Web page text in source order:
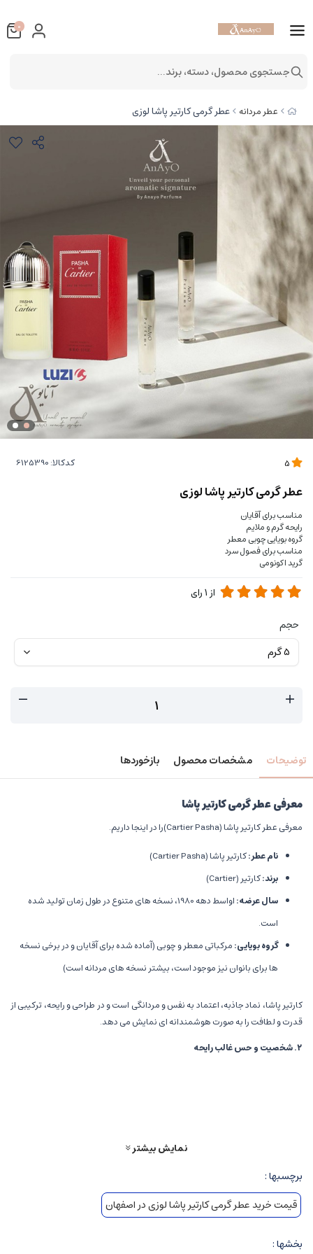
عطر مردانه عطر گرمی کارتیر پاشا لوزی
کدکالا:
عطر گرمی کارتیر پاشا لوزی
مناسب برای آقایان
رایحه گرم و ملایم
گروه بویایی چوبی معطر
مناسب برای فصول سرد
گرید اکونومی
از1رای
حجم
توضیحات مشخصات محصول بازخوردها
معرفی عطر گرمی کارتیر پاشا
معرفی عطر کارتیر پاشا (Cartier Pasha)را در اینجا داریم.
نام عطر:کارتیر پاشا (Cartier Pasha)
برند:کارتیر (Cartier)
سال عرضه:
اواسط دهه 1980، نسخه های متنوع در طول زمان تولید شده
است.
گروه بویایی:مرکباتی معطر و چوبی (آماده شده برای آقایان و در برخی نسخه
ها برای بانوان نیز موجود است، بیشتر نسخه های مردانه است)
کارتیر پاشا، نماد جاذبه، اعتماد به نفس و مردانگی است و در طراحی و رایحه، ترکیبی از
قدرت و لطافت را به صورت هوشمندانه ای نمایش می دهد.
۲.شخصیت و حس غالب رایحه
و جذابیت را در فرد تقویت می کند.
فضاهای رسمی، شب ها و مراسم خاص است. حالتی از اعتماد به نفس،
هیجان، و قدرت در کنار لطافت و حرارت دارد.
۳.نت های رایحه و ساختار آن
نمایش بیشتر
برچسبها :
قیمت خرید عطر گرمی کارتیر پاشا لوزی در اصفهان
بخشها :
0
جستجوی محصول، دسته، برند...